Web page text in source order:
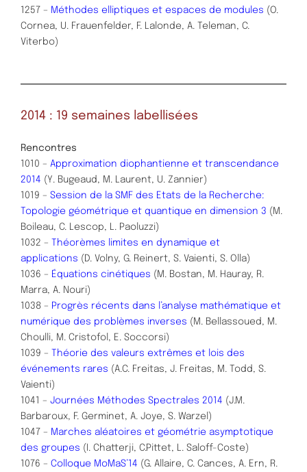
1257 – Méthodes elliptiques et espaces de modules (O.
Cornea, U. Frauenfelder, F. Lalonde, A. Teleman, C.
Viterbo)
2014 : 19 semaines labellisées
Rencontres
1010 – Approximation diophantienne et transcendance
2014 (Y. Bugeaud, M. Laurent, U. Zannier)
1019 – Session de la SMF des Etats de la Recherche:
Topologie géométrique et quantique en dimension 3 (M.
Boileau, C. Lescop, L. Paoluzzi)
1032 –
Théorèmes limites en dynamique et
applications (D. Volny, G. Reinert, S. Vaienti, S. Olla)
1036 – Équations cinétiques (M. Bostan, M. Hauray, R.
Marra, A. Nouri)
1038 – Progrès récents dans l’analyse mathématique et
numérique des problèmes inverses (M. Bellassoued, M.
Choulli, M. Cristofol, E. Soccorsi)
1039 –
Théorie des valeurs extrêmes et lois des
événements rares (A.C. Freitas, J. Freitas, M. Todd, S.
Vaienti)
1041 – Journées Méthodes Spectrales 2014 (J.M.
Barbaroux, F. Germinet, A. Joye, S. Warzel)
1047 – Marches aléatoires et géométrie asymptotique
des groupes (I. Chatterji, C.Pittet, L. Saloff-Coste)
1076 – Colloque MoMaS’14 (G. Allaire, C. Cances, A. Ern, R.